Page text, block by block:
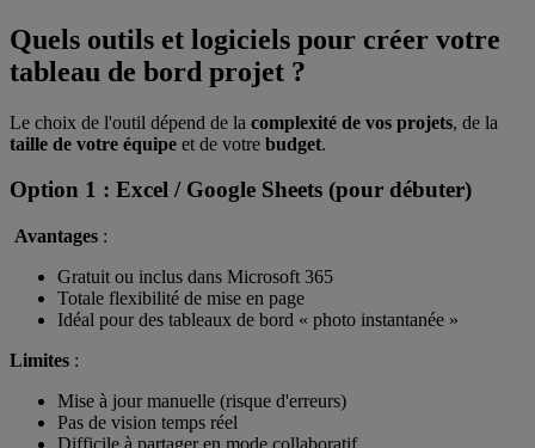
Quels outils et logiciels pour créer votre
tableau de bord projet ?
Le choix de l'outil dépend de la complexité de vos projets, de la
taille de votre équipe et de votre budget.
Option 1 : Excel / Google Sheets (pour débuter)
Avantages :
Gratuit ou inclus dans Microsoft 365
Totale flexibilité de mise en page
Idéal pour des tableaux de bord « photo instantanée »
Limites :
Mise à jour manuelle (risque d'erreurs)
Pas de vision temps réel